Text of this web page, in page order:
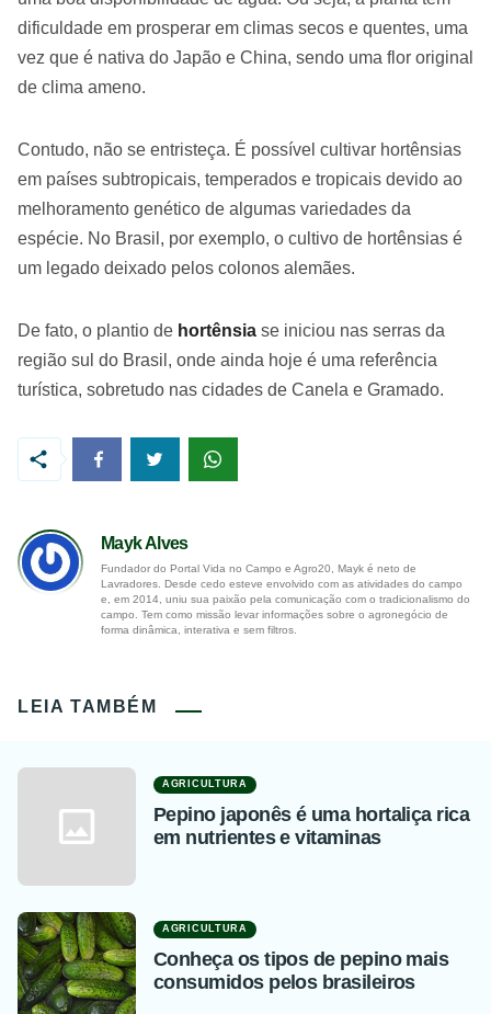
dificuldade em prosperar em climas secos e quentes, uma
vez que é nativa do Japão e China, sendo uma flor original
de clima ameno.
Contudo, não se entristeça. É possível cultivar hortênsias
em países subtropicais, temperados e tropicais devido ao
melhoramento genético de algumas variedades da
espécie. No Brasil, por exemplo, o cultivo de hortênsias é
um legado deixado pelos colonos alemães.
De fato, o plantio de hortênsia se iniciou nas serras da
região sul do Brasil, onde ainda hoje é uma referência
turística, sobretudo nas cidades de Canela e Gramado.
Mayk Alves
Fundador do Portal Vida no Campo e Agro20, Mayk é neto de
Lavradores. Desde cedo esteve envolvido com as atividades do campo
e, em 2014, uniu sua paixão pela comunicação com o tradicionalismo do
campo. Tem como missão levar informações sobre o agronegócio de
forma dinâmica, interativa e sem filtros.
LEIA TAMBÉM
AGRICULTURA
Pepino japonês é uma hortaliça rica
em nutrientes e vitaminas
AGRICULTURA
Conheça os tipos de pepino mais
consumidos pelos brasileiros